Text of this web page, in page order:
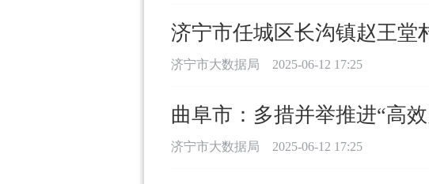
济宁市任城区长沟镇赵王堂
济宁市大数据局 2025-06-12 17:25
曲阜市：多措并举推进“高
济宁市大数据局 2025-06-12 17:25